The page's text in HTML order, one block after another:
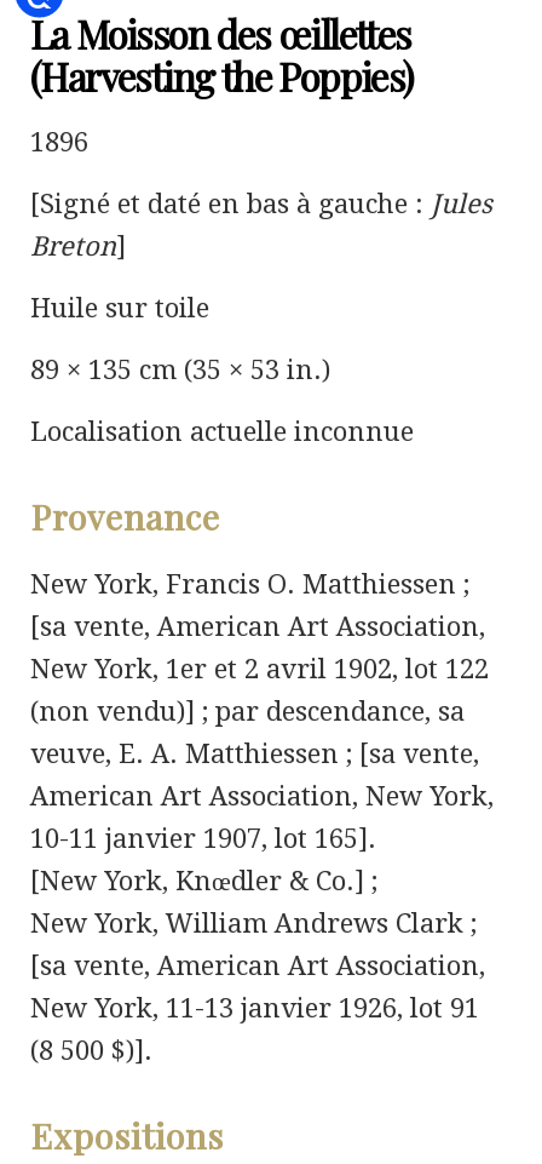
La Moisson des œillettes
(Harvesting the Poppies)
1896
[Signé et daté en bas à gauche : Jules
Breton]
Huile sur toile
89 × 135 cm (35 × 53 in.)
Localisation actuelle inconnue
Provenance
New York, Francis O. Matthiessen ;
[sa vente, American Art Association,
New York, 1er et 2 avril 1902, lot 122
(non vendu)] ; par descendance, sa
veuve, E. A. Matthiessen ; [sa vente,
American Art Association, New York,
10-11 janvier 1907, lot 165].
[New York, Knœdler & Co.] ;
New York, William Andrews Clark ;
[sa vente, American Art Association,
New York, 11-13 janvier 1926, lot 91
(8 500 $)].
Expositions